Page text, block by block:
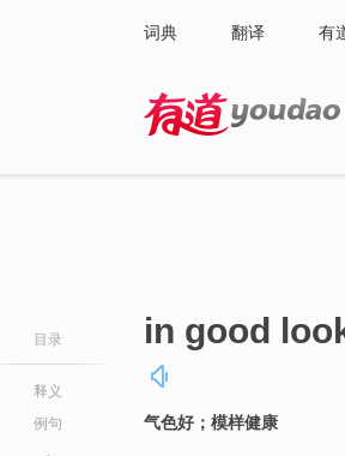
词典 翻译 有
目录
释义
例句
in good
气色好；模样健康